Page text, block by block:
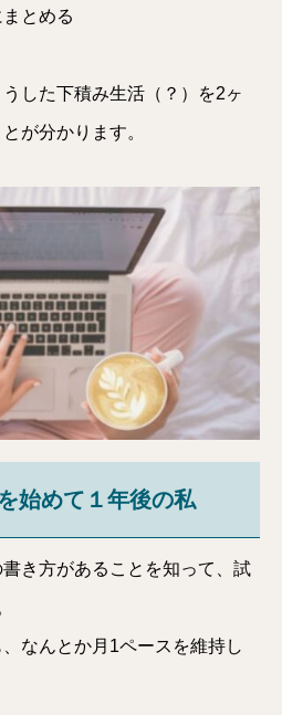
とめる
した下積み生活（？）を2ヶ
が分かります。
始めて１年後の私
き方があることを知って、試
なんとか月1ペースを維持し